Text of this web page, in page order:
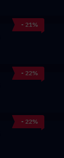
- 21%
- 22%
- 22%